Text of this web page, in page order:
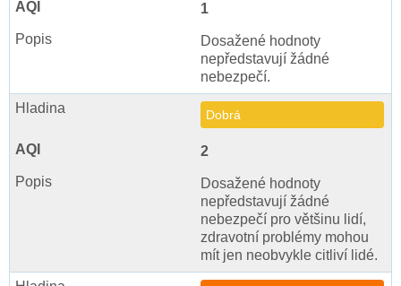
1
Dosažené hodnoty
nepředstavují žádné
nebezpečí.
Dobrá
2
Dosažené hodnoty
nepředstavují žádné
nebezpečí pro většinu lidí,
zdravotní problémy mohou
mít jen neobvykle citliví lidé.